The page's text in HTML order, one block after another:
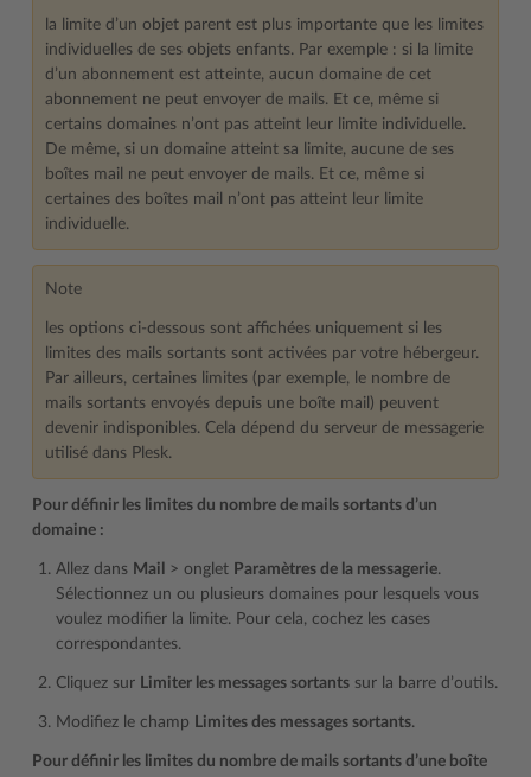
la limite d’un objet parent est plus importante que les limites
individuelles de ses objets enfants. Par exemple : si la limite
d’un abonnement est atteinte, aucun domaine de cet
abonnement ne peut envoyer de mails. Et ce, même si
certains domaines n’ont pas atteint leur limite individuelle.
De même, si un domaine atteint sa limite, aucune de ses
boîtes mail ne peut envoyer de mails. Et ce, même si
certaines des boîtes mail n’ont pas atteint leur limite
individuelle.
Note
les options ci-dessous sont affichées uniquement si les
limites des mails sortants sont activées par votre hébergeur.
Par ailleurs, certaines limites (par exemple, le nombre de
mails sortants envoyés depuis une boîte mail) peuvent
devenir indisponibles. Cela dépend du serveur de messagerie
utilisé dans Plesk.
Pour définir les limites du nombre de mails sortants d’un
domaine :
Allez dans Mail > onglet Paramètres de la messagerie.
Sélectionnez un ou plusieurs domaines pour lesquels vous
voulez modifier la limite. Pour cela, cochez les cases
correspondantes.
Cliquez sur Limiter les messages sortants sur la barre d’outils.
Modifiez le champ Limites des messages sortants.
Pour définir les limites du nombre de mails sortants d’une boîte